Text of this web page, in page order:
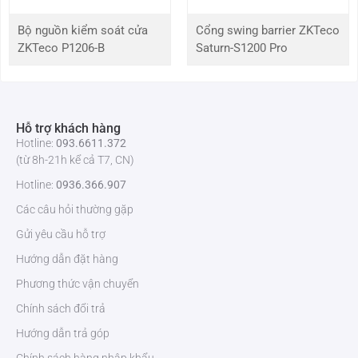
0 lux (IR bật, Đen & Trắng)
Khoảng
Cách IR
40 m
Khoảng
Sáng
Trắng
30 m
Điều
Khiển
Đèn
Tự động / Thủ công
Bộ nguồn kiểm soát cửa
ZKTeco P1206-B
Cổng swing barrier ZKTeco
Saturn-S1200 Pro
Hỗ trợ khách hàng
Hotline: 093.6611.372
(từ 8h-21h kể cả T7, CN)
Hotline: 0936.366.907
Các câu hỏi thường gặp
Gửi yêu cầu hỗ trợ
Hướng dẫn đặt hàng
Phương thức vận chuyển
Chính sách đổi trả
Hướng dẫn trả góp